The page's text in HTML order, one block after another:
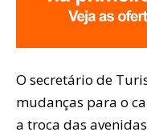
O secretário de
mudanças para o
a troca das